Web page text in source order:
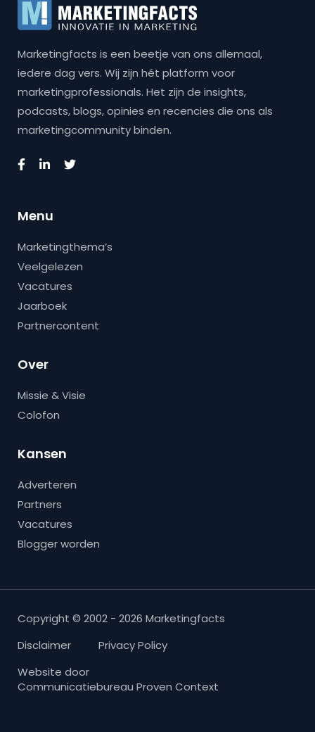
Marketingfacts is een beetje van ons allemaal,
iedere dag vers. Wij zijn hét platform voor
marketingprofessionals. Het zijn de insights,
podcasts, blogs, opinies en recencies die ons als
marketingcommunity binden.
Menu
Marketingthema’s
Veelgelezen
Vacatures
Jaarboek
Partnercontent
Over
Missie & Visie
Colofon
Kansen
Adverteren
Partners
Vacatures
Blogger worden
Copyright © 2002 - 2026 Marketingfacts
Disclaimer
Privacy Policy
Website door
Communicatiebureau Proven Context